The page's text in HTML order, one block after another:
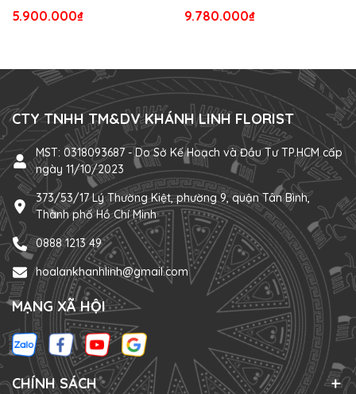
5.900.000₫ 9.780.000₫
CTY TNHH TM&DV KHÁNH LINH FLORIST
MST: 0318093687 - Do Sở Kế Hoạch và Đầu Tư TP.HCM cấp
ngày 11/10/2023
373/53/17 Lý Thường Kiệt, phường 9, quận Tân Bình,
Thành phố Hồ Chí Minh
0888 1213 49
hoalankhanhlinh@gmail.com
MẠNG XÃ HỘI
CHÍNH SÁCH